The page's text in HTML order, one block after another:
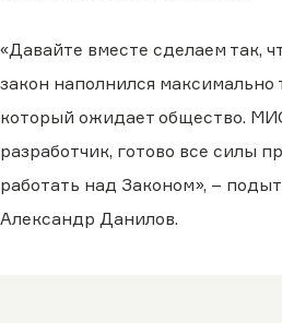
«Давайте вместе сделаем так,
закон наполнился максимально
который ожидает общество.
разработчик, готово все силы
работать над Законом», –
Александр Данилов.